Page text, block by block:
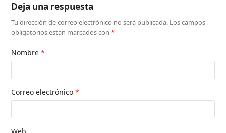
Deja una respuesta
Tu dirección de correo electrónico no será publicada. Los campos
obligatorios están marcados con*
Nombre*
Correo electrónico*